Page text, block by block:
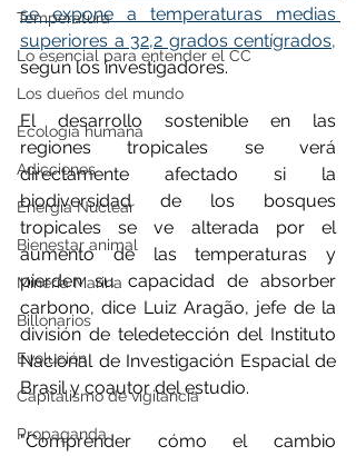
Temperatura
Lo esencial para entender el CC
Los dueños del mundo
Ecología humana
Adicciones
Energía Nuclear
Bienestar animal
Minería Marina
Billonarios
Evolución
Capitalismo de vigilancia
Propaganda
se expone a temperaturas medias
superiores a 32,2 grados centígrados,
según los investigadores.
El desarrollo sostenible en las
regiones tropicales se verá
directamente afectado si la
biodiversidad de los bosques
tropicales se ve alterada por el
aumento de las temperaturas y
pierden su capacidad de absorber
carbono, dice Luiz Aragão, jefe de la
división de teledetección del Instituto
Nacional de Investigación Espacial de
Brasil y coautor del estudio.
"Comprender cómo el cambio